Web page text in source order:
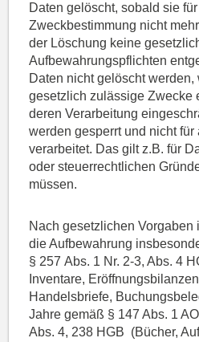
Daten gelöscht, sobald sie
Zweckbestimmung nicht
der Löschung keine
Aufbewahrungspflichten
Daten nicht gelöscht
gesetzlich zulässige Zwecke
deren Verarbeitung
werden gesperrt und nicht
verarbeitet. Das gilt z.B. für
oder steuerrechtlichen
müssen.
Nach gesetzlichen
die Aufbewahrung
§ 257 Abs. 1 Nr. 2-3, Abs. 4
Inventare,
Handelsbriefe,
Jahre gemäß § 147 Abs. 1
Abs. 4, 238 HGB (Bücher,